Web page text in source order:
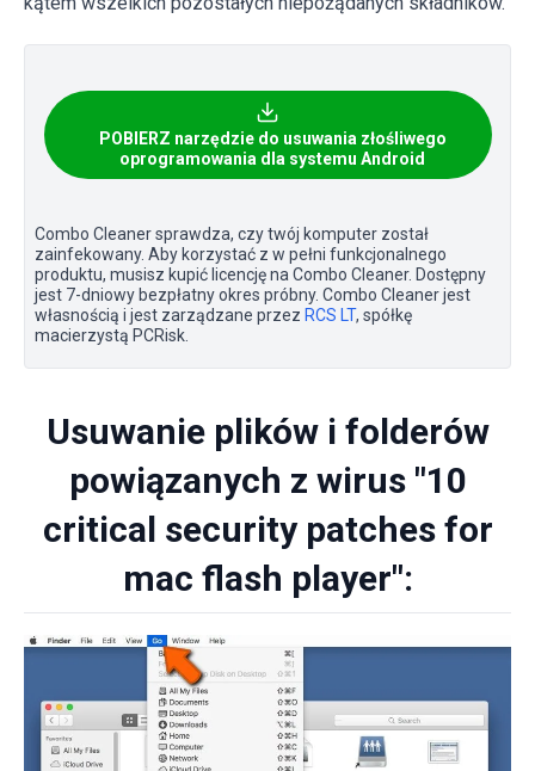
POBIERZ narzędzie do usuwania złośliwego
oprogramowania dla systemu Android
Combo Cleaner sprawdza, czy twój komputer został
zainfekowany. Aby korzystać z w pełni funkcjonalnego
produktu, musisz kupić licencję na Combo Cleaner. Dostępny
jest 7-dniowy bezpłatny okres próbny. Combo Cleaner jest
własnością i jest zarządzane przez RCS LT, spółkę
macierzystą PCRisk.
Usuwanie plików i folderów
powiązanych z wirus "10
critical security patches for
mac flash player":